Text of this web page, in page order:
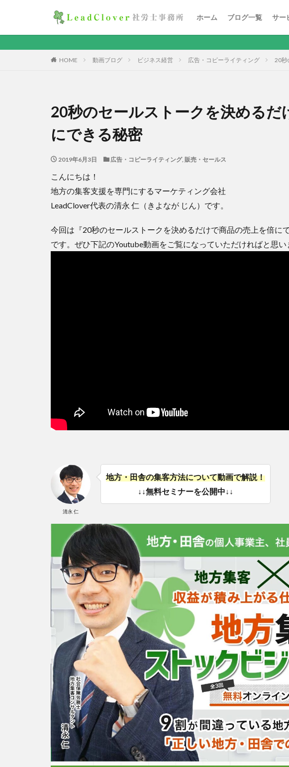
ホーム ブログ一覧 サー
HOME 動画ブログ ビジネス経営 広告・コピーライティング 20秒
20秒のセールストークを決めるだ
にできる秘密
2019年6月3日 広告・コピーライティング, 販売・セールス
こんにちは！
地方の集客支援を専門にするマーケティング会社
LeadClover代表の清永 仁（きよなが じん）です。
今回は『20秒のセールストークを決めるだけで商品の売上を倍に
です。ぜひ下記のYoutube動画をご覧になっていただければと思い
清永 仁
地方・田舎の集客方法について動画で解説！
↓↓無料セミナーを公開中↓↓